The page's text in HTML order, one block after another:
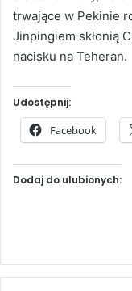
trwające w Pekinie
Jinpingiem skłonią
nacisku na Teheran.
Udostępnij:
Facebook
Dodaj do ulubionych: